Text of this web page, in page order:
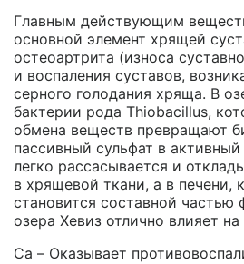
Главным действующим
основной элемент хрящей
остеоартрита (износа
и воспаления суставов,
серного голодания хряща. В
бактерии рода Thiobacillus,
обмена веществ превращают
пассивный сульфат в
легко рассасывается и
в хрящевой ткани, а в печени,
становится составной частью
озера Хевиз отлично влияет
Ca – Оказывает